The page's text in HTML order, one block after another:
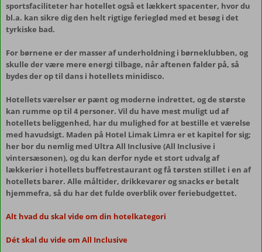
sportsfaciliteter har hotellet også et lækkert spacenter, hvor du
bl.a. kan sikre dig den helt rigtige ferieglød med et besøg i det
tyrkiske bad.
For børnene er der masser af underholdning i børneklubben, og
skulle der være mere energi tilbage, når aftenen falder på, så
bydes der op til dans i hotellets minidisco.
Hotellets værelser er pænt og moderne indrettet, og de største
kan rumme op til 4 personer. Vil du have mest muligt ud af
hotellets beliggenhed, har du mulighed for at bestille et værelse
med havudsigt. Maden på Hotel Limak Limra er et kapitel for sig;
her bor du nemlig med Ultra All Inclusive (All Inclusive i
vintersæsonen), og du kan derfor nyde et stort udvalg af
lækkerier i hotellets buffetrestaurant og få tørsten stillet i en af
hotellets barer. Alle måltider, drikkevarer og snacks er betalt
hjemmefra, så du har det fulde overblik over feriebudgettet.
Alt hvad du skal vide om din hotelkategori
Dét skal du vide om All Inclusive